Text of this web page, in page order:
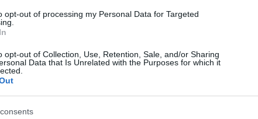
opt-out of processing my Personal Data for Targeted
opt-out of Collection, Use, Retention, Sale, and/or Sharing
Data that Is Unrelated with the Purposes for which it
stand megnyitását is tervezik, amelyen "sokkoló" áron, akár
közlik előre, hogy mikor melyik könyv vihető el olcsón.
a nemrég elhunyt Fodor Sándor kolozsvári íróról, a